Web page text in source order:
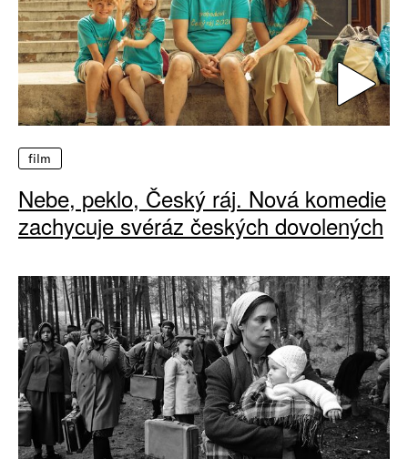
film
Nebe, peklo, Český ráj. Nová komedie
zachycuje svéráz českých dovolených